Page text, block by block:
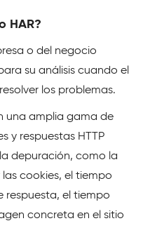
HAR?
o del negocio
su análisis cuando el
los problemas.
una amplia gama de
y respuestas HTTP
depuración, como la
cookies, el tiempo
respuesta, el tiempo
concreta en el sitio